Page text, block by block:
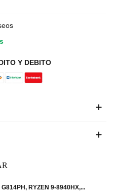
Y DEBITO
RYZEN 9-8940HX,...